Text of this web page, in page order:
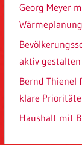
Georg Meyer
aktiv gestalten
Bernd Thienel
klare
Haushalt mit